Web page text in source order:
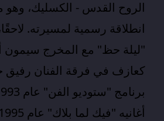
الروح القدس - الكسليك، وهو
انطلاقة رسمية لمسيرته.
"ليلة حظ" مع المخرج
كعازف في فرقة الفنان